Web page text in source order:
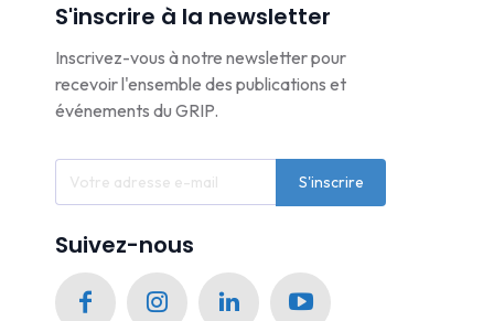
S'inscrire à la newsletter
Inscrivez-vous à notre newsletter pour
recevoir l'ensemble des publications et
événements du GRIP.
S'inscrire
Suivez-nous